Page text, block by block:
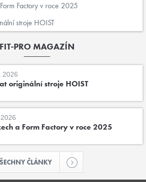
Factory v roce 2025
stroje HOIST
FIT-PRO MAGAZÍN
2026
originální stroje HOIST
a Form Factory v roce 2025
ČLÁNKY